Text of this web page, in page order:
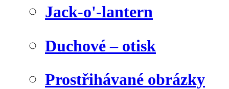
Jack-o'-lantern
Duchové – otisk
Prostřihávané obrázky